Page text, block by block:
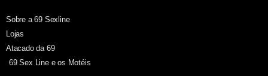
Sobre a 69 Sexline
Lojas
Atacado da 69
69 Sex Line e os Motéis